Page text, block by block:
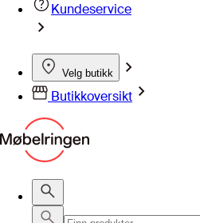
Kundeservice
Velg butikk
Butikkoversikt